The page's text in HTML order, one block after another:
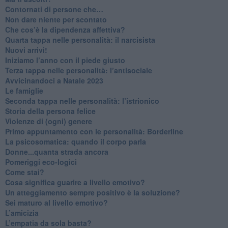
Contornati di persone che…
Non dare niente per scontato
Che cos’è la dipendenza affettiva?
Quarta tappa nelle personalità: il narcisista
​Nuovi arrivi!
​Iniziamo l’anno con il piede giusto
​Terza tappa nelle personalità: l’antisociale
​Avvicinandoci a Natale 2023
Le famiglie
Seconda tappa nelle personalità: l’istrionico
​Storia della persona felice
Violenze di (ogni) genere
​Primo appuntamento con le personalità: Borderline
La psicosomatica: quando il corpo parla
Donne...quanta strada ancora
​Pomeriggi eco-logici
​Come stai?
Cosa significa guarire a livello emotivo?
​Un atteggiamento sempre positivo è la soluzione?
​Sei maturo al livello emotivo?
​L’amicizia
​L’empatia da sola basta?